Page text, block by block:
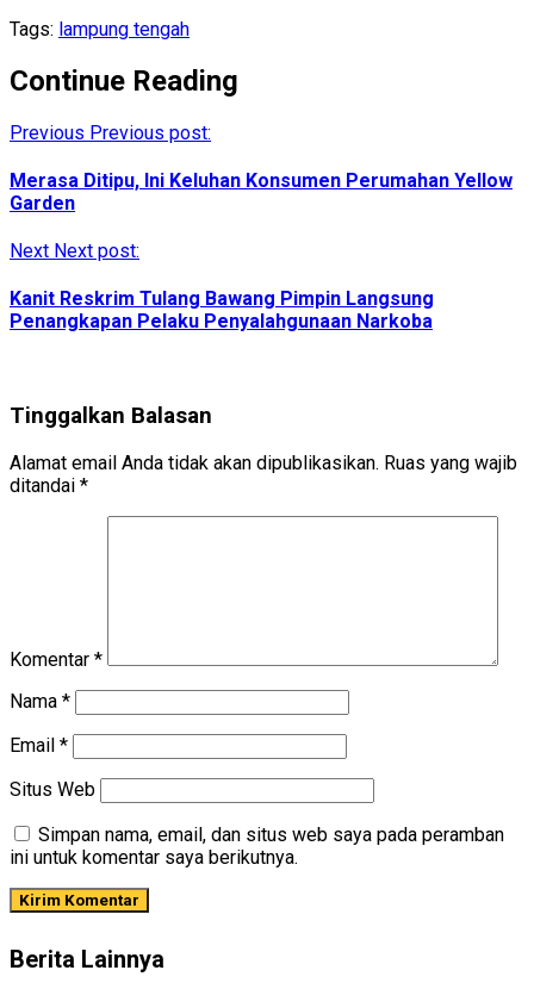
Tags: lampung tengah
Continue Reading
Previous Previous post:
Merasa Ditipu, Ini Keluhan Konsumen Perumahan Yellow
Garden
Next Next post:
Kanit Reskrim Tulang Bawang Pimpin Langsung
Penangkapan Pelaku Penyalahgunaan Narkoba
Tinggalkan Balasan
Alamat email Anda tidak akan dipublikasikan. Ruas yang wajib
ditandai *
Komentar *
Nama *
Email *
Situs Web
Simpan nama, email, dan situs web saya pada peramban
ini untuk komentar saya berikutnya.
Berita Lainnya